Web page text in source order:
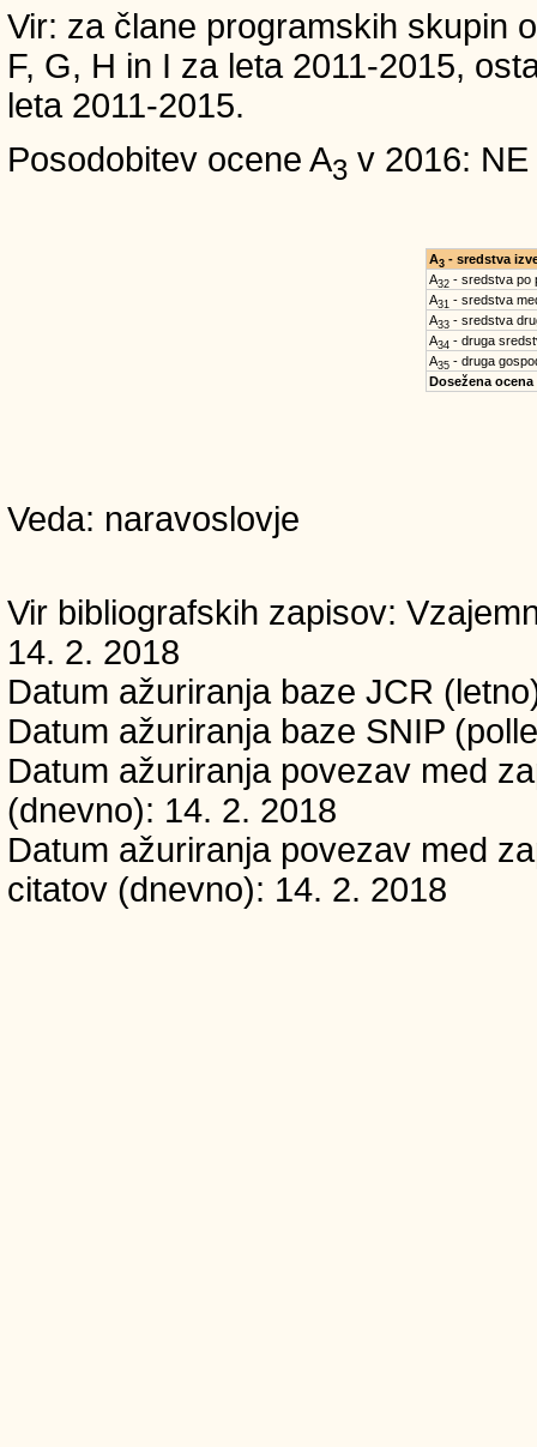
Vir: za člane programskih skupin
F, G, H in I za leta 2011-2015,
leta 2011-2015.
Posodobitev ocene A3 v 2016: NE
A3- sredstva
A32- sredstva po
A31 - sredstva
A33- sredstva
A34 - druga
A35- druga
Dosežena ocena
Veda: naravoslovje
Vir bibliografskih zapisov:
14. 2. 2018
Datum ažuriranja baze JCR
Datum ažuriranja baze SNIP
Datum ažuriranja povezav med
(dnevno): 14. 2. 2018
Datum ažuriranja povezav med
citatov (dnevno): 14. 2. 2018